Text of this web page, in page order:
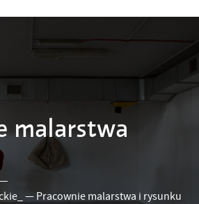
malarstwa
— Pracownie malarstwa i rysunku